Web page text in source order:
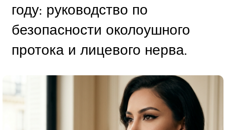
году: руководство по
безопасности околоушного
протока и лицевого нерва.